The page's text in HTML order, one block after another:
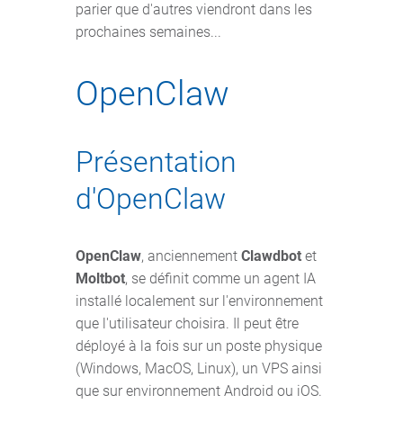
parier que d'autres viendront dans les
prochaines semaines...
OpenClaw
Présentation
d'OpenClaw
OpenClaw, anciennement Clawdbot et
Moltbot, se définit comme un agent IA
installé localement sur l'environnement
que l'utilisateur choisira. Il peut être
déployé à la fois sur un poste physique
(Windows, MacOS, Linux), un VPS ainsi
que sur environnement Android ou iOS.